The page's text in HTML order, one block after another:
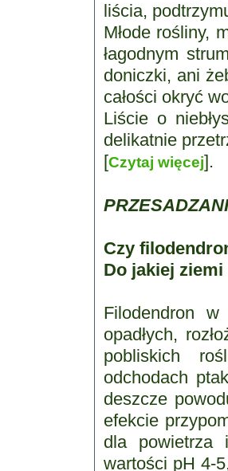
liścia,
Młode rośliny,
łagodnym
doniczki, ani
całości okryć
Liście o
delikatnie
[Czytaj więcej].
Czy
Do jakiej
Filodendron
opadłych,
pobliskich
odchodach
deszcze
efekcie
dla powietrza
wartości pH 4-